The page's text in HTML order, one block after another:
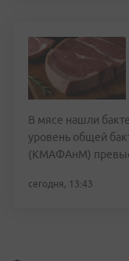
В мясе нашли
уровень общей
(КМАФАнМ)
сегодня, 13:43